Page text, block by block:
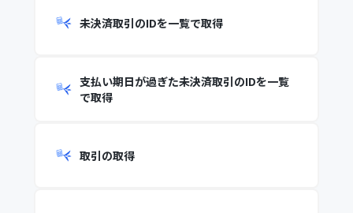
未決済取引のIDを一覧で取得
支払い期日が過ぎた未決済取引のIDを一覧
で取得
取引の取得